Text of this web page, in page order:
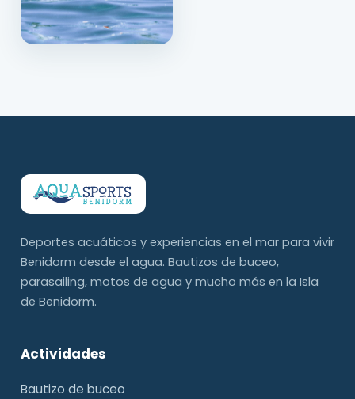
Deportes acuáticos y experiencias en el mar para vivir
Benidorm desde el agua. Bautizos de buceo,
parasailing, motos de agua y mucho más en la Isla
de Benidorm.
Actividades
Bautizo de buceo